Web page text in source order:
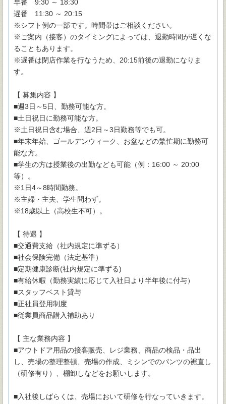
早番 9:30 ～ 18:30
遅番 11:30 ～ 20:15
※シフト例の一部です。時間帯はご相談ください。
※ご案内（接客）のタイミングによっては、退勤時間が遅くな
ることもあります。
※遅番は閉店作業を行なうため、20:15前後の退勤になりま
す。
【 募集内容 】
■週3日～5日、勤務可能な方。
■土日祝日に勤務可能な方。
※土日祝日含む場合、週2日～3日勤務等でも可。
■年末年始、ゴールデンウィーク、お盆などの繁忙期に勤務可
能な方。
■学生の方は授業後の出勤なども可能（例：16:00 ～ 20:00
等）。
※1日4～8時間勤務。
※主婦・主夫、学生問わず。
※18歳以上（高校生不可）。
【 待遇 】
■交通費支給（社内規定に準ずる）
■社会保険完備（法定基準）
■定期健康診断(社内規定に準ずる)
■有給休暇（勤務実績に応じて入社日より半年後に付与）
■スタッフベスト貸与
■正社員登用制度
■従業員商品購入補助あり
【 主な業務内容 】
■アウトドア用品の接客販売、レジ業務、商品の検品・品出
し、売場の整理整頓、売場の作成、ミシンでのパンツの裾直し
（研修有り）、棚卸しなどをお願いします。
■入社後しばらくは、売場において研修を行なっていきます。